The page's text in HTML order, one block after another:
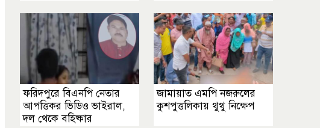
ফরিদপুরে বিএনপি নেতার
আপত্তিকর ভিডিও ভাইরাল,
দল থেকে বহিষ্কার
জামায়াত এমপি নজরুলের
কুশপুত্তলিকায় থুথু নিক্ষেপ